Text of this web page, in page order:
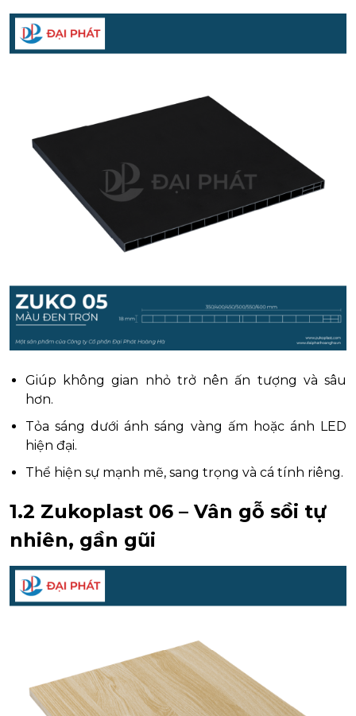
Giúp không gian nhỏ trở nên ấn tượng và sâu
hơn.
Tỏa sáng dưới ánh sáng vàng ấm hoặc ánh LED
hiện đại.
Thể hiện sự mạnh mẽ, sang trọng và cá tính riêng.
1.2 Zukoplast 06 – Vân gỗ sồi tự
nhiên, gần gũi